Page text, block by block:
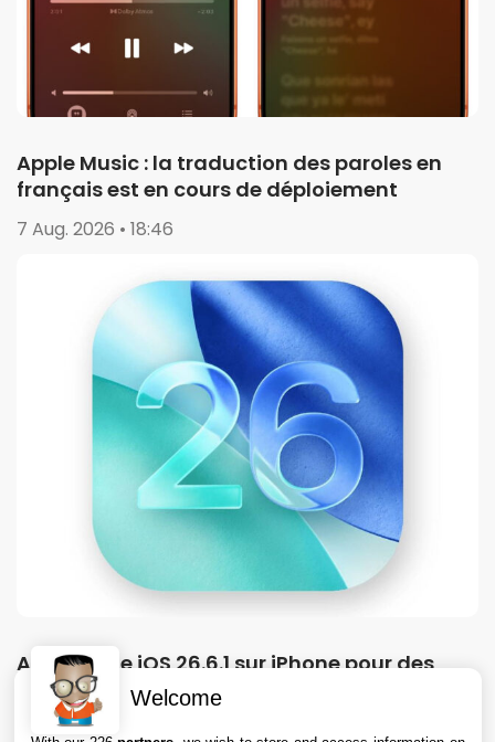
Apple Music : la traduction des paroles en
français est en cours de déploiement
7 Aug. 2026 • 18:46
Apple teste iOS 26.6.1 sur iPhone pour des
correctifs
7 Aug. 2026 • 16:35
Welcome